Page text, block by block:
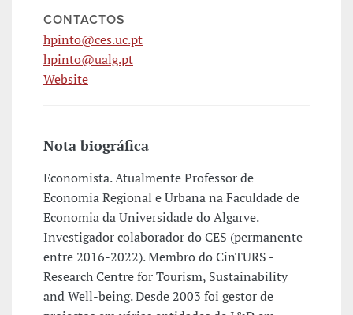
CONTACTOS
hpinto@ces.uc.pt
hpinto@ualg.pt
Website
Nota biográfica
Economista. Atualmente Professor de
Economia Regional e Urbana na Faculdade de
Economia da Universidade do Algarve.
Investigador colaborador do CES (permanente
entre 2016-2022). Membro do CinTURS -
Research Centre for Tourism, Sustainability
and Well-being. Desde 2003 foi gestor de